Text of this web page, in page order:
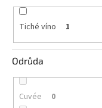
Ostatní
Značky
Přihlášení
Tiché víno 1
Odrůda
Cuvée 0